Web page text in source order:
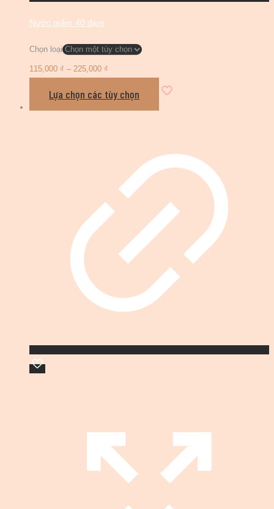
Nước mắm 40 đạm
Chọn loại
115,000 ₫ – 225,000 ₫
Lựa chọn các tùy chọn